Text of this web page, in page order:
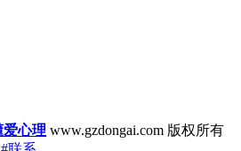
爱心理 www.gzdongai.com 版权所有